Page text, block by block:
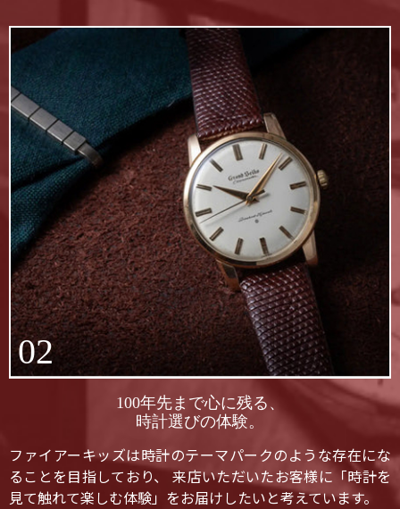
02
100年先まで心に残る、
時計選びの体験。
ファイアーキッズは時計のテーマパークのような存在にな
ることを目指しており、 来店いただいたお客様に「時計を
見て触れて楽しむ体験」をお届けしたいと考えています。